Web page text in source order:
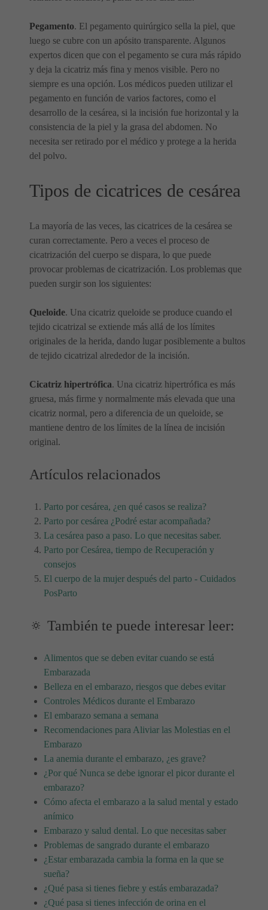
Pegamento. El pegamento quirúrgico sella la piel, que
luego se cubre con un apósito transparente. Algunos
expertos dicen que con el pegamento se cura más rápido
y deja la cicatriz más fina y menos visible. Pero no
siempre es una opción. Los médicos pueden utilizar el
pegamento en función de varios factores, como el
desarrollo de la cesárea, si la incisión fue horizontal y la
consistencia de la piel y la grasa del abdomen. No
necesita ser retirado por el médico y protege a la herida
del polvo.
Tipos de cicatrices de cesárea
La mayoría de las veces, las cicatrices de la cesárea se
curan correctamente. Pero a veces el proceso de
cicatrización del cuerpo se dispara, lo que puede
provocar problemas de cicatrización. Los problemas que
pueden surgir son los siguientes:
Queloide. Una cicatriz queloide se produce cuando el
tejido cicatrizal se extiende más allá de los límites
originales de la herida, dando lugar posiblemente a bultos
de tejido cicatrizal alrededor de la incisión.
Cicatriz hipertrófica. Una cicatriz hipertrófica es más
gruesa, más firme y normalmente más elevada que una
cicatriz normal, pero a diferencia de un queloide, se
mantiene dentro de los límites de la línea de incisión
original.
Artículos relacionados
Parto por cesárea, ¿en qué casos se realiza?
Parto por cesárea ¿Podré estar acompañada?
La cesárea paso a paso. Lo que necesitas saber.
Parto por Cesárea, tiempo de Recuperación y
consejos
El cuerpo de la mujer después del parto - Cuidados
PosParto
🔅 También te puede interesar leer:
Alimentos que se deben evitar cuando se está
Embarazada
Belleza en el embarazo, riesgos que debes evitar
Controles Médicos durante el Embarazo
El embarazo semana a semana
Recomendaciones para Aliviar las Molestias en el
Embarazo
La anemia durante el embarazo, ¿es grave?
¿Por qué Nunca se debe ignorar el picor durante el
embarazo?
Cómo afecta el embarazo a la salud mental y estado
anímico
Embarazo y salud dental. Lo que necesitas saber
Problemas de sangrado durante el embarazo
¿Estar embarazada cambia la forma en la que se
sueña?
¿Qué pasa si tienes fiebre y estás embarazada?
¿Qué pasa si tienes infección de orina en el